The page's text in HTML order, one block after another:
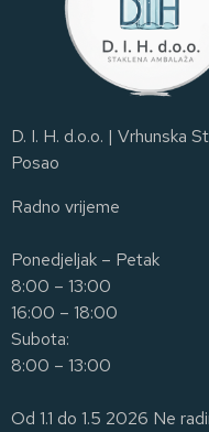
D. I. H. d.o.o. | Vrhunska
Posao
Radno vrijeme
Ponedjeljak – Petak
8:00 – 13:00
16:00 – 18:00
Subota:
8:00 – 13:00
Od 1.1 do 1.5 2026 Ne